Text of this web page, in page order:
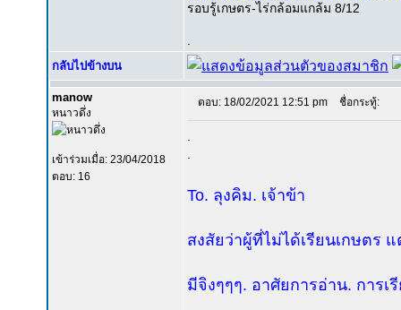
รอบรู้เกษตร-ไร่กล้อมแกล้ม 8/12
กลับไปข้างบน
manow
หนาวดึ่ง
เข้าร่วมเมื่อ: 23/04/2018
ตอบ: 16
ตอบ: 18/02/2021 12:51 pm ชื่อกระทู้:
To. ลุงคิม. เจ้าข้า
สงสัยว่าผู้ที่ไม่ได้เรียนเกษตร
มีจิงๆๆๆ. อาศัยการอ่าน. การ